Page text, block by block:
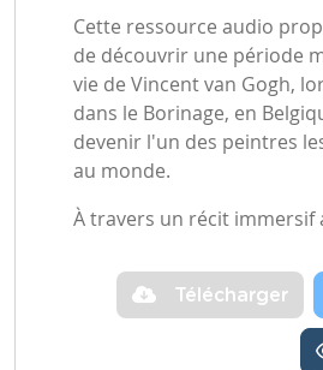
Cette ressource audio
de découvrir une période
vie de Vincent van Gogh,
dans le Borinage, en
devenir l'un des peintres
au monde.
À travers un récit immersif
Télécharger